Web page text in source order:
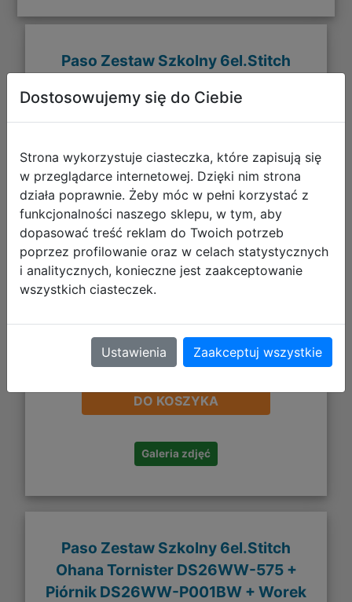
Paso Zestaw Szkolny 6el.Stitch
Piórnik DS26WW-P001 + Worek
DS26WW-712 + Torebka DS26WW-
305,74 zł
DO KOSZYKA
Galeria zdjęć
Paso Zestaw Szkolny 6el.Stitch
Ohana Tornister DS26WW-575 +
Piórnik DS26WW-P001BW + Worek
Dostosowujemy się do Ciebie
Strona wykorzystuje ciasteczka, które zapisują się
w przeglądarce internetowej. Dzięki nim strona
działa poprawnie. Żeby móc w pełni korzystać z
funkcjonalności naszego sklepu, w tym, aby
dopasować treść reklam do Twoich potrzeb
poprzez profilowanie oraz w celach statystycznych
i analitycznych, konieczne jest zaakceptowanie
wszystkich ciasteczek.
Ustawienia Zaakceptuj wszystkie